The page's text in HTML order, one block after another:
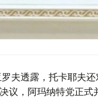
夫透露，托卡耶夫
，阿玛纳特党正式